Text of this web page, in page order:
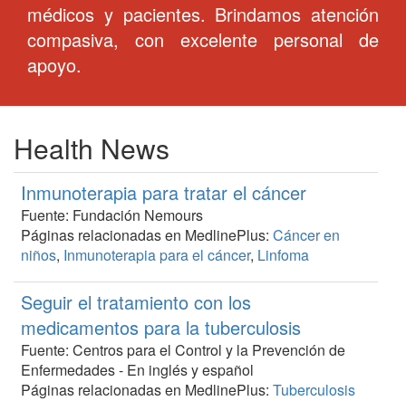
médicos y pacientes. Brindamos atención
compasiva, con excelente personal de
apoyo.
Health News
Inmunoterapia para tratar el cáncer
Fuente: Fundación Nemours
Páginas relacionadas en MedlinePlus: Cáncer en
niños, Inmunoterapia para el cáncer, Linfoma
Seguir el tratamiento con los
medicamentos para la tuberculosis
Fuente: Centros para el Control y la Prevención de
Enfermedades - En inglés y español
Páginas relacionadas en MedlinePlus: Tuberculosis